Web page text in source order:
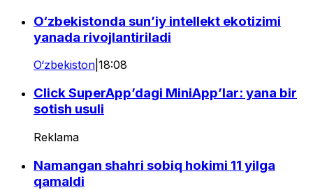
O‘zbekistonda sun’iy intellekt ekotizimi
yanada rivojlantiriladi
O‘zbekiston 18:08
Click SuperApp’dagi MiniApp’lar: yana bir
sotish usuli
Reklama
Namangan shahri sobiq hokimi 11 yilga
qamaldi